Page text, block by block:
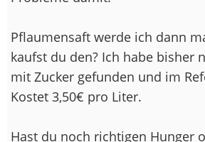
Pflaumensaft werde ich dann
kaufst du den? Ich habe bisher
mit Zucker gefunden und im
Kostet 3,50€ pro Liter.
Hast du noch richtigen Hunger